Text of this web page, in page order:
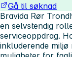
Gå til søknad
Bravida Rør
en selvstendig
serviceoppdrag.
inkluderende